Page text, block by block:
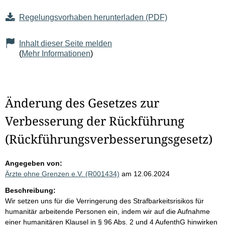
Regelungsvorhaben herunterladen (PDF)
Inhalt dieser Seite melden
(Mehr Informationen)
Änderung des Gesetzes zur
Verbesserung der Rückführung
(Rückführungsverbesserungsgesetz)
Angegeben von:
Ärzte ohne Grenzen e.V. (R001434) am 12.06.2024
Beschreibung:
Wir setzen uns für die Verringerung des Strafbarkeitsrisikos für
humanitär arbeitende Personen ein, indem wir auf die Aufnahme
einer humanitären Klausel in § 96 Abs. 2 und 4 AufenthG hinwirken